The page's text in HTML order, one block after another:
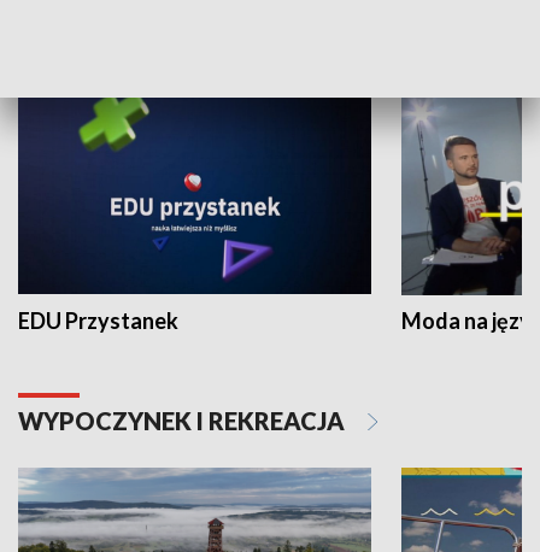
EDU Przystanek Moda na
WYPOCZYNEK I REKREACJA